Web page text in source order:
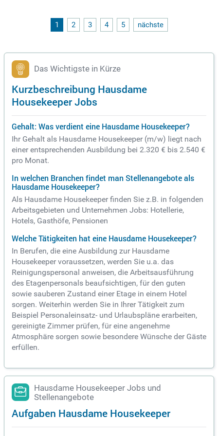
7 Urlaubstagen. Zusätzlich bieten wir Ihnen Heiligabend frei,
ein leistungsorientiertes Gehalt und zahlreiche Vergünstigu
1 2 3 4 5 nächste
Das Wichtigste in Kürze
Kurzbeschreibung Hausdame
Housekeeper Jobs
Gehalt: Was verdient eine Hausdame Housekeeper?
Ihr Gehalt als Hausdame Housekeeper (m/w) liegt nach
einer entsprechenden Ausbildung bei 2.320 € bis 2.540 €
pro Monat.
In welchen Branchen findet man Stellenangebote als
Hausdame Housekeeper?
Als Hausdame Housekeeper finden Sie z.B. in folgenden
Arbeitsgebieten und Unternehmen Jobs: Hotellerie,
Hotels, Gasthöfe, Pensionen
Welche Tätigkeiten hat eine Hausdame Housekeeper?
In Berufen, die eine Ausbildung zur Hausdame
Housekeeper voraussetzen, werden Sie u.a. das
Reinigungspersonal anweisen, die Arbeitsausführung
des Etagenpersonals beaufsichtigen, für den guten
sowie sauberen Zustand einer Etage in einem Hotel
sorgen. Weiterhin werden Sie in Ihrer Tätigkeit zum
Beispiel Personaleinsatz- und Urlaubspläne erarbeiten,
gereinigte Zimmer prüfen, für eine angenehme
Atmosphäre sorgen sowie besondere Wünsche der Gäste
erfüllen.
Hausdame Housekeeper Jobs und
Stellenangebote
Aufgaben Hausdame Housekeeper